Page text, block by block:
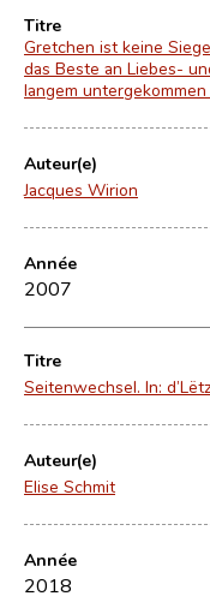
Titre
Gretchen ist keine
das Beste an Liebes-
langem
Auteur(e)
Jacques Wirion
Année
2007
Titre
Seitenwechsel. In:
Auteur(e)
Elise Schmit
Année
2018